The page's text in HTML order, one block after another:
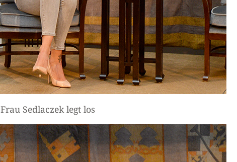
Frau Sedlaczek legt los